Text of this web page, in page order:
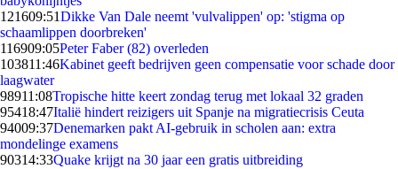
121609:51Dikke Van Dale neemt 'vulvalippen' op: 'stigma op
schaamlippen doorbreken'
116909:05Peter Faber (82) overleden
103811:46Kabinet geeft bedrijven geen compensatie voor schade door
laagwater
98911:08Tropische hitte keert zondag terug met lokaal 32 graden
95418:47Italië hindert reizigers uit Spanje na migratiecrisis Ceuta
94009:37Denemarken pakt AI-gebruik in scholen aan: extra
mondelinge examens
90314:33Quake krijgt na 30 jaar een gratis uitbreiding